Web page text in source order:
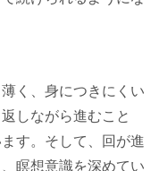
く、身につきにくい
しながら進むこと
す。そして、回が進
瞑想意識を深めてい